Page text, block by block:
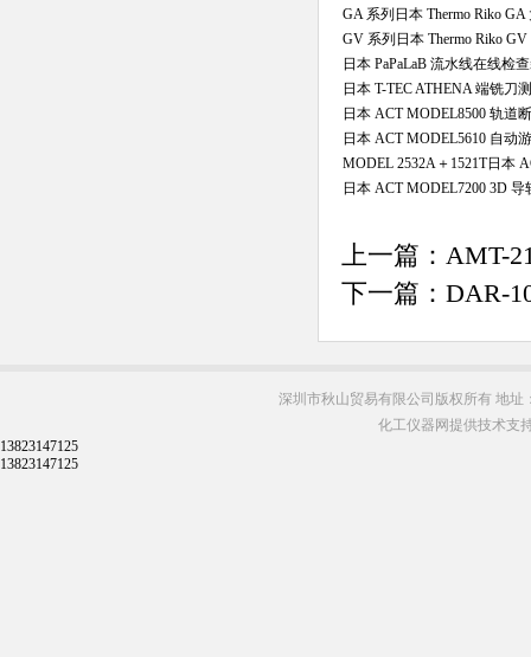
GA 系列日本 Thermo Riko
GV 系列日本 Thermo Riko
日本 PaPaLaB 流水线在线检
日本 T-TEC ATHENA 端铣刀
日本 ACT MODEL8500 轨道
日本 ACT MODEL5610 自动
MODEL 2532A＋1521T日本
日本 ACT MODEL7200 3D
上一篇： AMT-
下一篇： DAR-
深圳市秋山贸易有限公司版权所有 地址
化工仪器网提供技术支
13823147125
13823147125